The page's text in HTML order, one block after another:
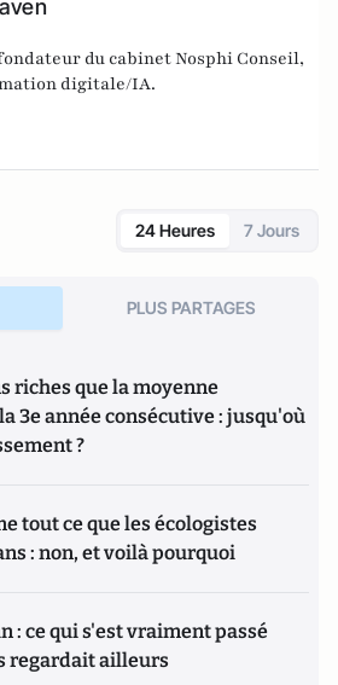
du cabinet Nosphi Conseil,
digitale/IA.
24 Heures 7 Jours
PLUS PARTAGES
riches que la moyenne
3e année consécutive : jusqu'où
?
tout ce que les écologistes
: non, et voilà pourquoi
: ce qui s'est vraiment passé
regardait ailleurs